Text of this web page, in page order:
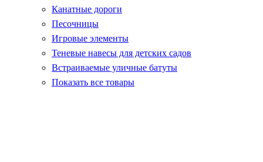
Канатные дороги
Песочницы
Игровые элементы
Теневые навесы для детских садов
Встраиваемые уличные батуты
Показать все товары